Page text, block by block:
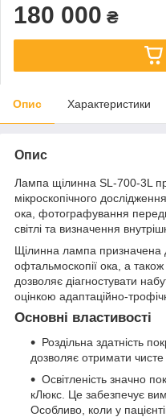
180 000 ₴
Опис Характеристики
Опис
Лампа щілинна SL-700-3L
мікроскопічного
ока, фотографування
світлі та визначення
Щілинна лампа призначена
офтальмоскопії ока, а також
дозволяє діагностувати
оцінкою адаптаційно-
Основні властивості
Роздільна здатність
дозволяє отримати чисте
Освітленість значно
кЛюкс. Це забезпечує
Особливо, коли у